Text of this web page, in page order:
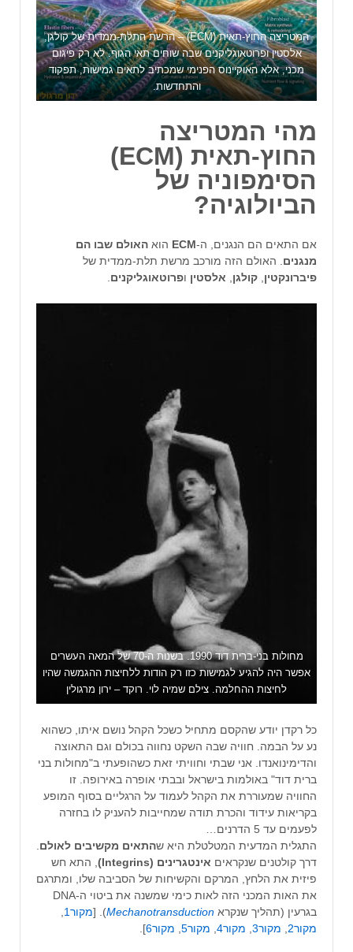
המטריצה החוץ-תאית (ECM) – הרשת התלת-ממדית של קולגן,
אלסטין ופרוטאוגליקנים שבה שוחים תאי הגוף. לא רק פיגום
מכני, אלא האוקיינוס הפנימי שמכתיב לתאים גמישות, תפקוד
והתחדשות.
מהי המטריצה
החוץ-תאית (ECM)
הסימפוניה של
הביולוגיה?
אם התאים הם הנגנים, ה-ECM הוא האולם שבו הם
מנגנים . האולם הזה מורכב מרשת תלת-ממדית של
פיברונקטין קולגן אלסטין ופרוטאוגליקנים
מחולות בני-ברית דוד 1990. בשנות ה-70 של המאה העשרים
אפשר היה להגיע לגמישות כזו רק הודות ללחיצות ההגמשה שהיו
לחיצות ההחלמה. צילם שמיה לוי. רוקד – ירון מרגולין
כל רקדן יודע שהקסם מתחיל כשכל הקהל נושם איתו, כשהוא
נע על הבמה. חוויה שבה השקט נחווה בכולם וגם התאוצה
והדימינואנדו. אני שבתי וחוויתי זאת כשהופעתי ב"מחולות בני
ברית דוד" באולמות בישראל ובבתי אופרה באירופה. זו
החוויה שמעוררת את הקהל לעמוד על הרגליים בסוף המופע
בקריאות עידוד והכרת תודה שמחייבות להעניק לו בחזרה
לפעמים עד 5 הדרנים…
התגלית המדעית המטלטלת היא שהתאים מקשיבים לאולם
דרך קולטנים שנקראים אינטגרינים (Integrins)
, התא חש
פיזית את הלחץ, המרקם והקשיחות של הסביבה שלו, ומתרגם
את האות המכני הזה לאות כימי שמשנה את ביטוי ה-DNA
בגרעין (תהליך שנקרא Mechanotransduction
). [מקור1
מקור2
מקור3 מקור4 מקור5 מקור6 ].